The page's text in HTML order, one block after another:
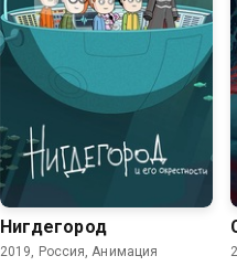
7.7
Нигдегород
2019, Россия, Анимация